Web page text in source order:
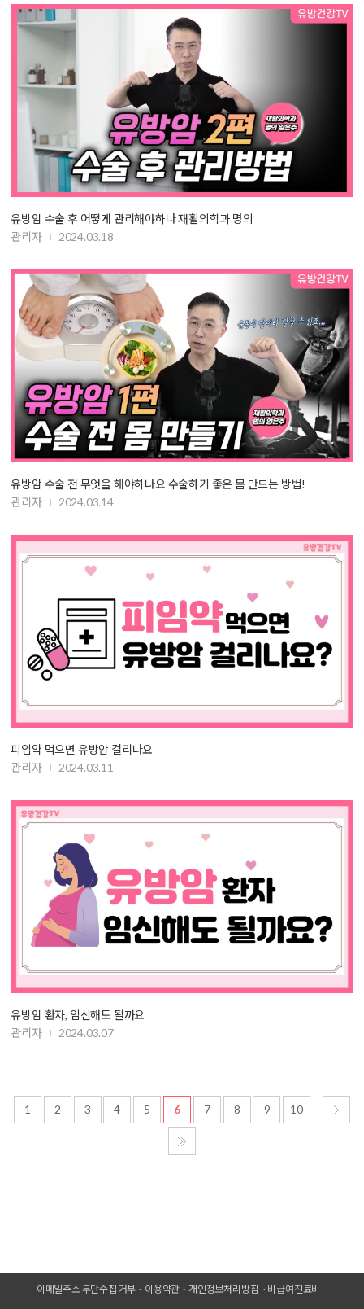
유방암 수술 후 어떻게 관리해야하나 재활의학과 명의
관리자
2024.03.18
유방암 수술 전 무엇을 해야하나요 수술하기 좋은 몸 만드는 방법!
관리자
2024.03.14
피임약 먹으면 유방암 걸리나요
관리자
2024.03.11
유방암 환자, 임신해도 될까요
관리자
2024.03.07
1 2 3 4 5 6 7 8 9 10
이메일주소 무단수집 거부 이용약관 개인정보처리방침 비급여진료비